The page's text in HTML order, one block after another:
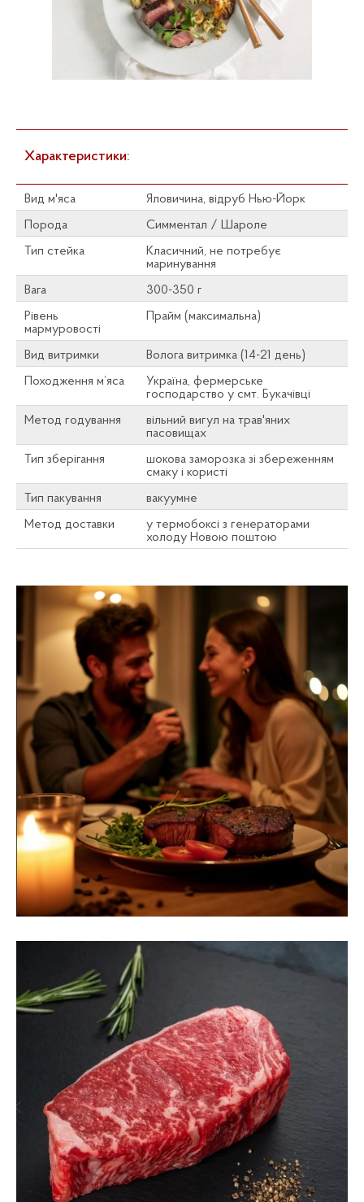
Характеристики:
Вид м'яса
Яловичина, відруб Нью-Йорк
Порода
Симментал / Шароле
Тип стейка
Класичний, не потребує
маринування
Вага
300-350 г
Рівень
мармуровості
Прайм (максимальна)
Вид витримки
Волога витримка (14-21 день)
Походження м’яса
Україна, фермерське
господарство у смт. Букачівці
Метод годування
вільний вигул на трав'яних
пасовищах
Тип зберігання
шокова заморозка зі збереженням
смаку і користі
Тип пакування
вакуумне
Метод доставки
у термобоксі з генераторами
холоду Новою поштою